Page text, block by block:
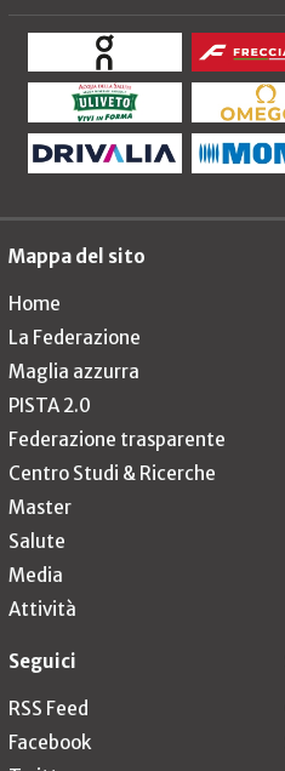
Mappa del sito
Home
La Federazione
Maglia azzurra
PISTA 2.0
Federazione trasparente
Centro Studi & Ricerche
Master
Salute
Media
Attività
Seguici
RSS Feed
Facebook